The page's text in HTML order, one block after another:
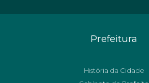
Prefeitura
História da Cidade